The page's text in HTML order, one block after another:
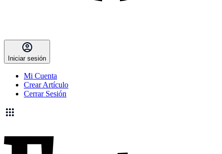
Iniciar sesión
Mi Cuenta
Crear Artículo
Cerrar Sesión